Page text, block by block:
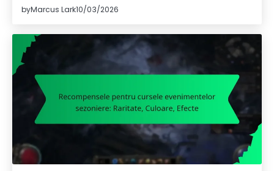
byMarcus Lark10/03/2026